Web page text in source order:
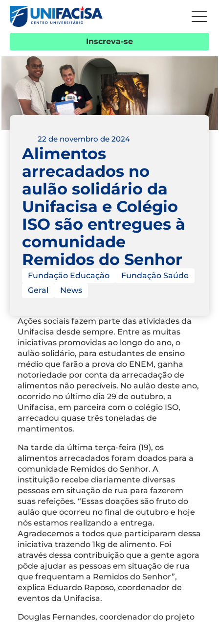
Inscreva-se
22 de novembro de 2024
Alimentos
arrecadados no
aulão solidário da
Unifacisa e Colégio
ISO são entregues à
comunidade
Remidos do Senhor
Fundação Educação
Fundação Saúde
Geral
News
Ações sociais fazem parte das atividades da
Unifacisa desde sempre. Entre as muitas
iniciativas promovidas ao longo do ano, o
aulão solidário, para estudantes de ensino
médio que farão a prova do ENEM, ganha
notoriedade por conta da arrecadação de
alimentos não perecíveis. No aulão deste ano,
ocorrido no último dia 29 de outubro, a
Unifacisa, em parceira com o colégio ISO,
arrecadou quase três toneladas de
mantimentos.
Na tarde da última terça-feira (19), os
alimentos arrecadados foram doados para a
comunidade Remidos do Senhor. A
instituição recebe diariamente diversas
pessoas em situação de rua para fazerem
suas refeições. “Essas doações são fruto do
aulão que ocorreu no final de outubro e hoje
nós estamos realizando a entrega.
Agradecemos a todos que participaram dessa
iniciativa trazendo 1kg de alimento. Foi
através dessa contribuição que a gente agora
pôde ajudar as pessoas em situação de rua
que frequentam a Remidos do Senhor”,
explica Eduardo Raposo, coordenador de
eventos da Unifacisa.
Douglas Fernandes, coordenador do projeto